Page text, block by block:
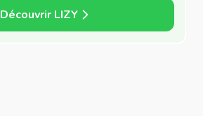
Découvrir LIZY